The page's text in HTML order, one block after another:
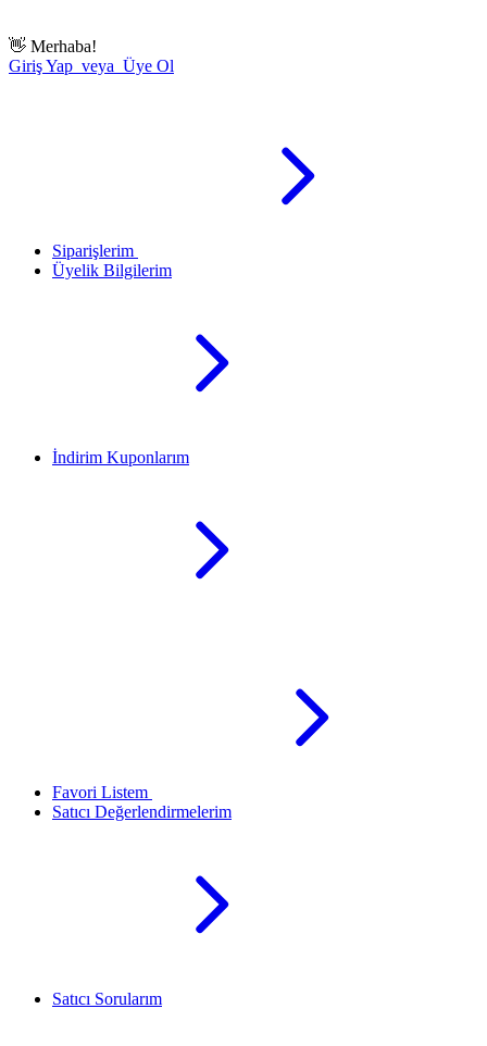
👋 Merhaba!
Giriş Yap veya Üye Ol
Siparişlerim
Üyelik Bilgilerim
İndirim Kuponlarım
Favori Listem
Satıcı Değerlendirmelerim
Satıcı Sorularım